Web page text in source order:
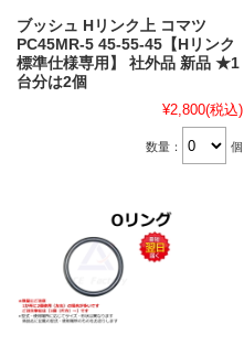
ブッシュ Hリンク上 コマツ
PC45MR-5 45-55-45【Hリンク
標準仕様専用】 社外品 新品 ★1
台分は2個
¥2,800(税込)
数量： 個